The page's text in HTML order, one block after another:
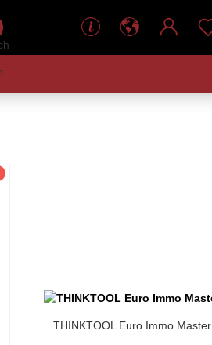
Suche...
THINKTOOL Euro Immo Master